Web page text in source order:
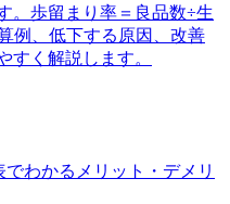
。歩留まり率＝良品数÷生
例、低下する原因、改善
すく解説します。
わかるメリット・デメリ